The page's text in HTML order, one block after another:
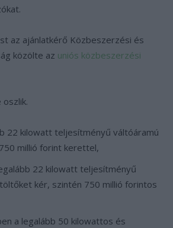
az ajánlatkérő Közbeszerzési és
közölte az uniós közbeszerzési
22 kilowatt teljesítményű váltóáramú
millió forint kerettel,
22 kilowatt teljesítményű
kér, szintén 750 millió forintos
a legalább 50 kilowattos és